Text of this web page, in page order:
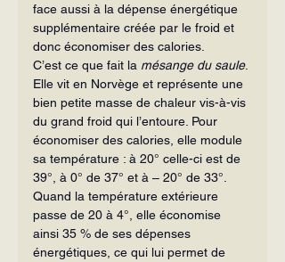
face aussi à la dépense énergétique
supplémen­taire créée par le froid et
donc économiser des calories.
C’est ce que fait la mésange du saule.
Elle vit en Norvège et représente une
bien petite masse de chaleur vis-à-vis
du grand froid qui l’entoure. Pour
économi­ser des calories, elle module
sa température : à 20° celle-ci est de
39°, à 0° de 37° et à – 20° de 33°.
Quand la température extérieure
passe de 20 à 4°, elle écono­mise
ainsi 35 % de ses dépenses
énergétiques, ce qui lui permet de